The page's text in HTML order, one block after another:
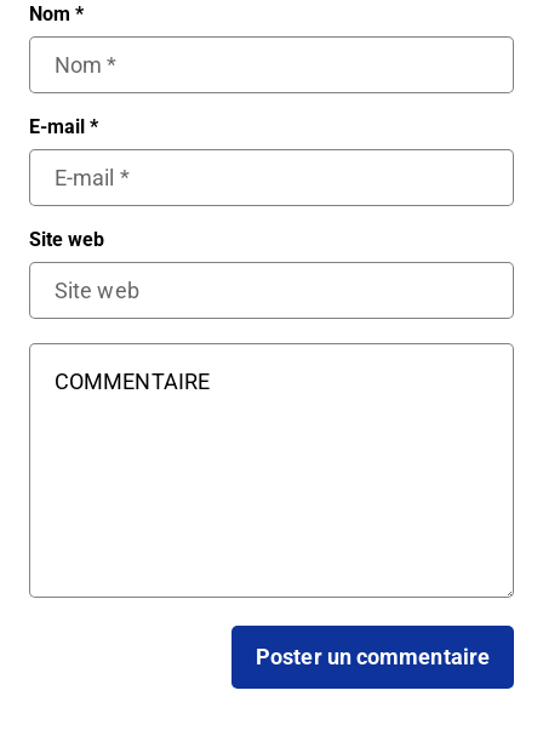
Nom *
E-mail *
Site web